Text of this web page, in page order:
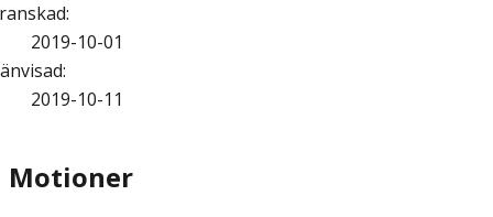
:
2019-10-01
:
2019-10-11
Motioner